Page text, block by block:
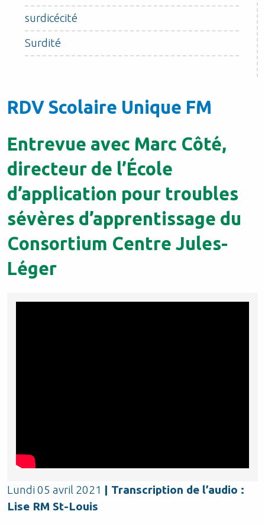
surdicécité
Surdité
RDV Scolaire Unique FM
Entrevue avec Marc Côté,
directeur de l’École
d’application pour troubles
sévères d’apprentissage du
Consortium Centre Jules-
Léger
Lundi 05 avril 2021 | Transcription de l’audio :
Lise RM St-Louis